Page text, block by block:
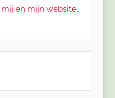
en mijn website.